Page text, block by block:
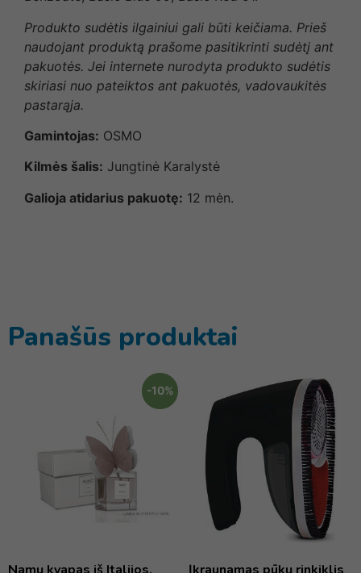
Produkto sudėtis ilgainiui gali būti keičiama. Prieš
naudojant produktą prašome pasitikrinti sudėtį ant
pakuotės. Jei internete nurodyta produkto sudėtis
skiriasi nuo pateiktos ant pakuotės, vadovaukitės
pastarąja.
Gamintojas: OSMO
Kilmės šalis: Jungtinė Karalystė
Galioja atidarius pakuotę: 12 mėn.
Panašūs produktai
-10%